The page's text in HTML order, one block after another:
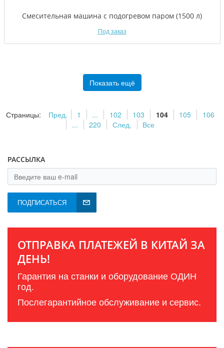
Смесительная машина с подогревом паром (1500 л)
Под заказ
Показать ещё
Страницы: Пред. 1 ... 102 103 104 105
106
...
220 След. Все
РАССЫЛКА
ПОДПИСАТЬСЯ
ОТПРАВКА ПЛАТЕЖЕЙ В КИТАЙ ЗА
ДЕНЬ!
Гарантия на станки и оборудование ОДИН
год.
Послегарантийное обслуживание и сервис.